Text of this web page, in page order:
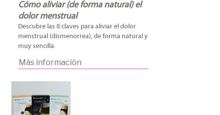
Cómo aliviar (de forma natural) el
dolor menstrual
Descubre las 8 claves para aliviar el dolor
menstrual (dismenorrea), de forma natural y
muy sencilla.
Más información